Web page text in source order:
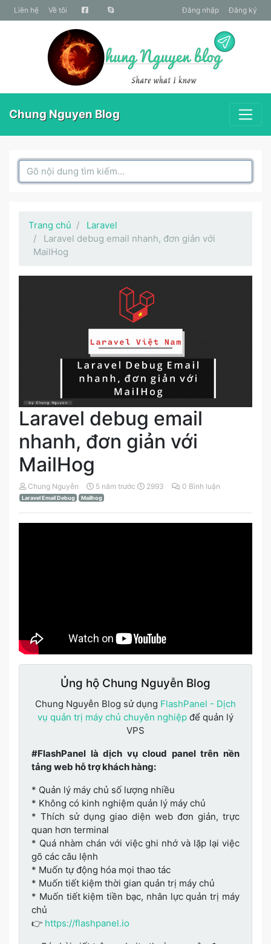
liên hệ Về tôi Đăng nhập Đăng ký
Chung Nguyen Blog
Search Box
Trang chủ
Laravel
Laravel debug email nhanh, đơn giản với
MailHog
Laravel debug email
nhanh, đơn giản với
MailHog
Chung Nguyễn 5 năm trước 2993 0 Bình luận
Laravel Email Debug Mailhog
Ủng hộ Chung Nguyễn Blog
Chung Nguyễn Blog sử dụng FlashPanel - Dịch
vụ quản trị máy chủ chuyên nghiệp để quản lý
VPS
#FlashPanel là dịch vụ cloud panel trên nền
tảng web hỗ trợ khách hàng:
* Quản lý máy chủ số lượng nhiều
* Không có kinh nghiệm quản lý máy chủ
* Thích sử dụng giao diện web đơn giản, trực
quan hơn terminal
* Quá nhàm chán với việc ghi nhớ và lặp lại việc
gõ các câu lệnh
* Muốn tự động hóa mọi thao tác
* Muốn tiết kiệm thời gian quản trị máy chủ
* Muốn tiết kiệm tiền bạc, nhân lực quản trị máy
chủ
👉 https://flashpanel.io